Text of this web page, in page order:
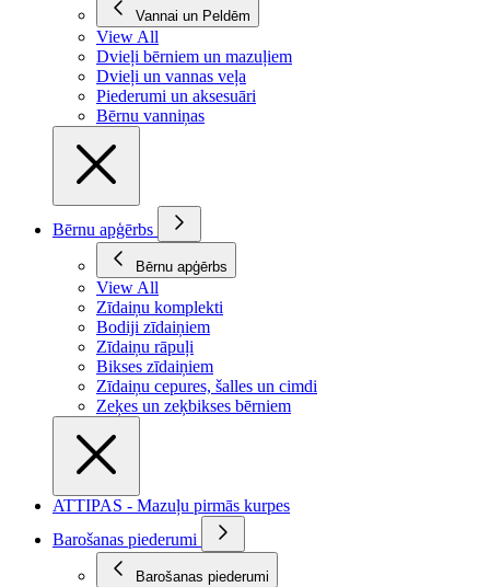
Vannai un Peldēm
View All
Dvieļi bērniem un mazuļiem
Dvieļi un vannas veļa
Piederumi un aksesuāri
Bērnu vanniņas
Bērnu apģērbs
Bērnu apģērbs
View All
Zīdaiņu komplekti
Bodiji zīdaiņiem
Zīdaiņu rāpuļi
Bikses zīdaiņiem
Zīdaiņu cepures, šalles un cimdi
Zeķes un zeķbikses bērniem
ATTIPAS - Mazuļu pirmās kurpes
Barošanas piederumi
Barošanas piederumi